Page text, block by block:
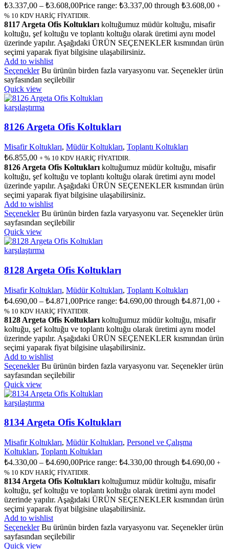
₺3.337,00 – ₺3.608,00Price range: ₺3.337,00 through ₺3.608,00 +
% 10 KDV HARİÇ FİYATIDIR.
8117 Argeta Ofis Koltukları koltuğumuz müdür koltuğu, misafir
koltuğu, şef koltuğu ve toplantı koltuğu olarak üretimi aynı model
üzerinde yapılır. Aşağıdaki ÜRÜN SEÇENEKLER kısmından ürün
seçimi yaparak fiyat bilgisine ulaşabilirsiniz.
Add to wishlist
Seçenekler Bu ürünün birden fazla varyasyonu var. Seçenekler ürün
sayfasından seçilebilir
Quick view
karşılaştırma
8126 Argeta Ofis Koltukları
Misafir Koltukları, Müdür Koltukları, Toplantı Koltukları
₺6.855,00 + % 10 KDV HARİÇ FİYATIDIR.
8126 Argeta Ofis Koltukları koltuğumuz müdür koltuğu, misafir
koltuğu, şef koltuğu ve toplantı koltuğu olarak üretimi aynı model
üzerinde yapılır. Aşağıdaki ÜRÜN SEÇENEKLER kısmından ürün
seçimi yaparak fiyat bilgisine ulaşabilirsiniz.
Add to wishlist
Seçenekler Bu ürünün birden fazla varyasyonu var. Seçenekler ürün
sayfasından seçilebilir
Quick view
karşılaştırma
8128 Argeta Ofis Koltukları
Misafir Koltukları, Müdür Koltukları, Toplantı Koltukları
₺4.690,00 – ₺4.871,00Price range: ₺4.690,00 through ₺4.871,00 +
% 10 KDV HARİÇ FİYATIDIR.
8128 Argeta Ofis Koltukları koltuğumuz müdür koltuğu, misafir
koltuğu, şef koltuğu ve toplantı koltuğu olarak üretimi aynı model
üzerinde yapılır. Aşağıdaki ÜRÜN SEÇENEKLER kısmından ürün
seçimi yaparak fiyat bilgisine ulaşabilirsiniz.
Add to wishlist
Seçenekler Bu ürünün birden fazla varyasyonu var. Seçenekler ürün
sayfasından seçilebilir
Quick view
karşılaştırma
8134 Argeta Ofis Koltukları
Misafir Koltukları, Müdür Koltukları, Personel ve Çalışma
Koltukları, Toplantı Koltukları
₺4.330,00 – ₺4.690,00Price range: ₺4.330,00 through ₺4.690,00 +
% 10 KDV HARİÇ FİYATIDIR.
8134 Argeta Ofis Koltukları koltuğumuz müdür koltuğu, misafir
koltuğu, şef koltuğu ve toplantı koltuğu olarak üretimi aynı model
üzerinde yapılır. Aşağıdaki ÜRÜN SEÇENEKLER kısmından ürün
seçimi yaparak fiyat bilgisine ulaşabilirsiniz.
Add to wishlist
Seçenekler Bu ürünün birden fazla varyasyonu var. Seçenekler ürün
sayfasından seçilebilir
Quick view